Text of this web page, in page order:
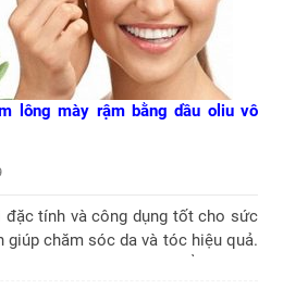
lông mày rậm bằng dầu oliu vô
tính và công dụng tốt cho sức
giúp chăm sóc da và tóc hiệu quả.